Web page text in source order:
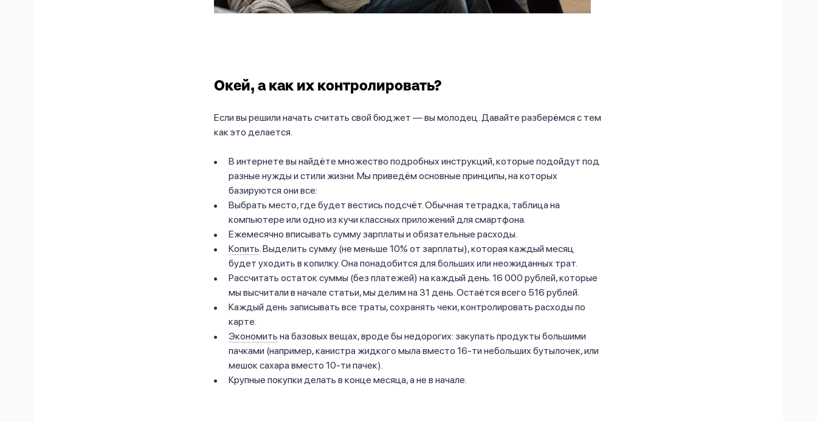
Окей, а как их контролировать?
Если вы решили начать считать свой бюджет –– вы молодец. Давайте разберёмся с тем
как это делается.
В интернете вы найдёте множество подробных инструкций, которые подойдут под
разные нужды и стили жизни. Мы приведём основные принципы, на которых
базируются они все:
Выбрать место, где будет вестись подсчёт. Обычная тетрадка, таблица на
компьютере или одно из кучи классных приложений для смартфона.
Ежемесячно вписывать сумму зарплаты и обязательные расходы.
Копить. Выделить сумму (не меньше 10% от зарплаты), которая каждый месяц
будет уходить в копилку. Она понадобится для больших или неожиданных трат.
Рассчитать остаток суммы (без платежей) на каждый день. 16 000 рублей, которые
мы высчитали в начале статьи, мы делим на 31 день. Остаётся всего 516 рублей.
Каждый день записывать все траты, сохранять чеки, контролировать расходы по
карте.
Экономить на базовых вещах, вроде бы недорогих: закупать продукты большими
пачками (например, канистра жидкого мыла вместо 16-ти небольших бутылочек, или
мешок сахара вместо 10-ти пачек).
Крупные покупки делать в конце месяца, а не в начале.